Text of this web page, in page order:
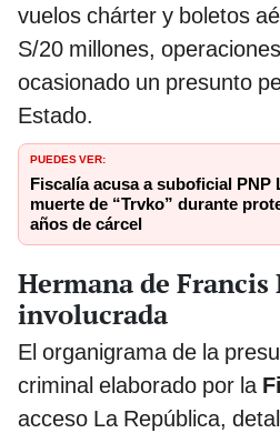
vuelos chárter y boletos
S/20 millones,
ocasionado un presunto
Estado.
PUEDES VER:
Fiscalía acusa a suboficial PNP
muerte de “Trvko” durante
años de cárcel
Hermana de Francis
involucrada
El organigrama de la
criminal elaborado por la
acceso La República,